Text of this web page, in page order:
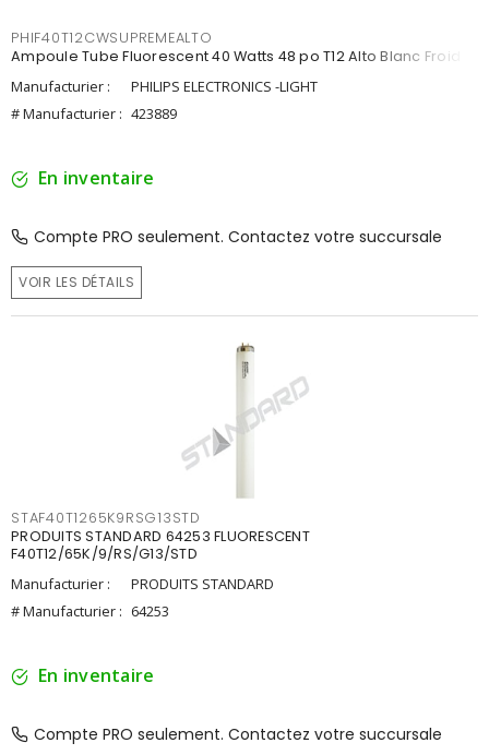
PHIF40T12CWSUPREMEALTO
Ampoule Tube Fluorescent 40 Watts 48 po T12 Alto Blanc Froid
Manufacturier :
PHILIPS ELECTRONICS -LIGHT
# Manufacturier : 423889
En inventaire
Compte PRO seulement. Contactez votre succursale
VOIR LES DÉTAILS
STAF40T1265K9RSG13STD
PRODUITS STANDARD 64253 FLUORESCENT
F40T12/65K/9/RS/G13/STD
Manufacturier :
PRODUITS STANDARD
# Manufacturier : 64253
En inventaire
Compte PRO seulement. Contactez votre succursale